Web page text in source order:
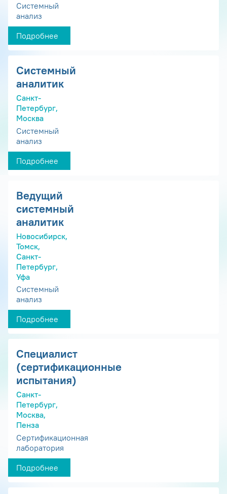
Системный
анализ
Подробнее
Системный
аналитик
Санкт-
Петербург,
Москва
Системный
анализ
Подробнее
Ведущий
системный
аналитик
Новосибирск,
Томск,
Санкт-
Петербург,
Уфа
Системный
анализ
Подробнее
Специалист
(сертификационные
испытания)
Санкт-
Петербург,
Москва,
Пенза
Сертификационная
лаборатория
Подробнее